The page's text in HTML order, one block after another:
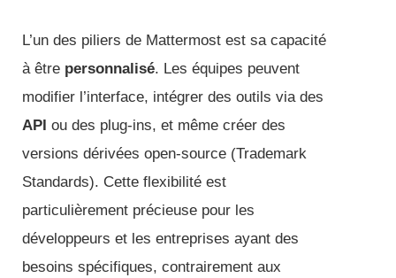
L’un des piliers de Mattermost est sa capacité
à être personnalisé. Les équipes peuvent
modifier l’interface, intégrer des outils via des
API ou des plug-ins, et même créer des
versions dérivées open-source (Trademark
Standards). Cette flexibilité est
particulièrement précieuse pour les
développeurs et les entreprises ayant des
besoins spécifiques, contrairement aux